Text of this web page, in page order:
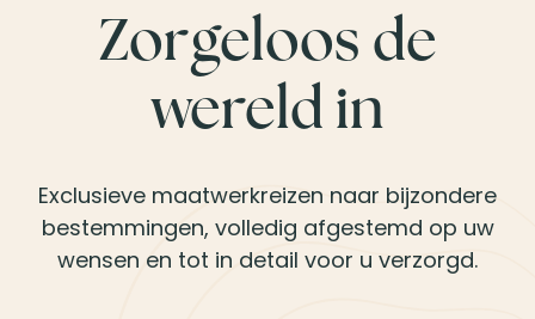
Zorgeloos de
wereld in
Exclusieve maatwerkreizen naar bijzondere
bestemmingen, volledig afgestemd op uw
wensen en tot in detail voor u verzorgd.